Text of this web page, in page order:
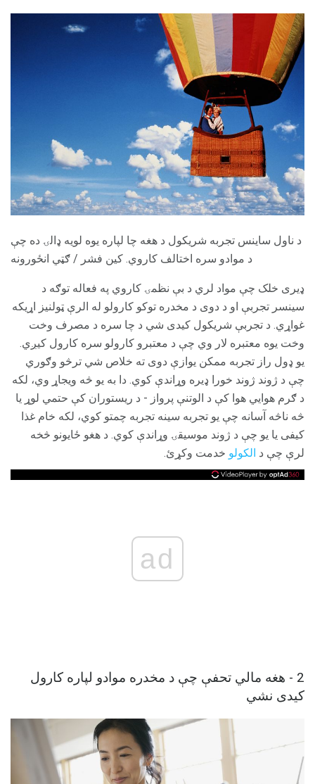
د ناول ساینس تجربه شریکول د هغه چا لپاره یوه لویه ډالۍ ده چې
د موادو سره اختالف کاروي. کین فشر / ګټي انځورونه
ډیری خلک چې مواد لري د بې نظمۍ کاروي په فعاله توګه د
سینسر تجربې او د دوی د مخدره توکو کارولو له الرې ټولنیز اړیکه
غواړي. د تجربې شریکول کیدی شي د چا سره د مصرف وخت
وخت یوه معتبره لار وي چې د معتبرو کارولو سره کارول کیږي.
یو ډول راز تجربه ممکن یوازې دوی ته خلاص شي ترڅو وګوري
چې د ژوند ژوند خورا ډیره وړاندې کوي. دا به یو څه ویجاړ وي، لکه
د ګرم هوایي هوا کې د الوتنې پرواز - د ریستوران کې حتمي لوړ یا
څه ناڅه آسانه چې یو تجربه سینه تجربه چمتو کوي، لکه خام غذا
کیفی یا یو چې د ژوند موسيقۍ وړاندې کوي. د هغو ځایونو څخه
لرې چې د الکولو خدمت وکړئ.
ad
2 - هغه مالي تحفې چې د مخدره موادو لپاره کارول
کیدی نشي